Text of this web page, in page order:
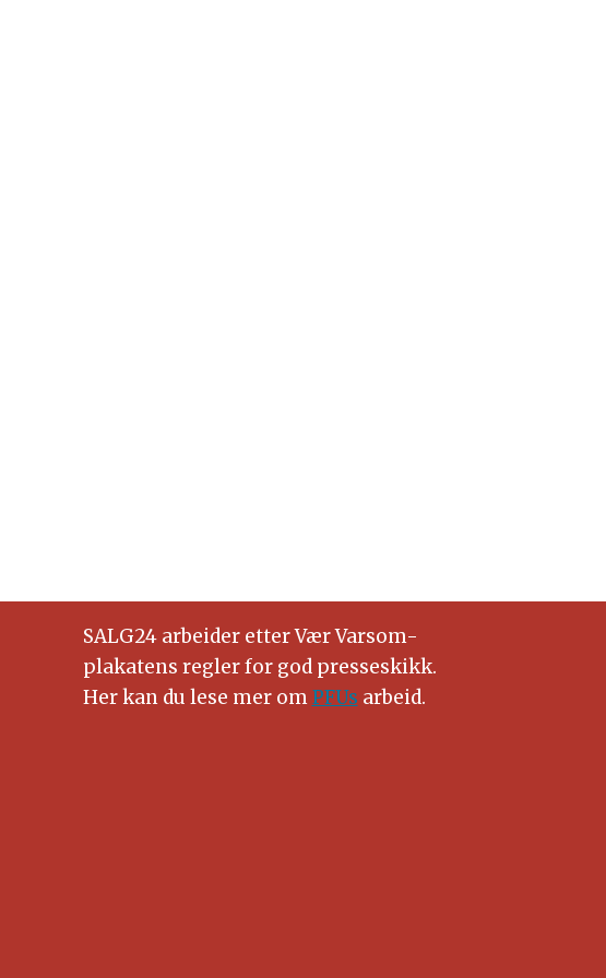
SALG24 arbeider etter Vær Varsom-
plakatens regler for god presseskikk.
Her kan du lese mer omPFUs arbeid.